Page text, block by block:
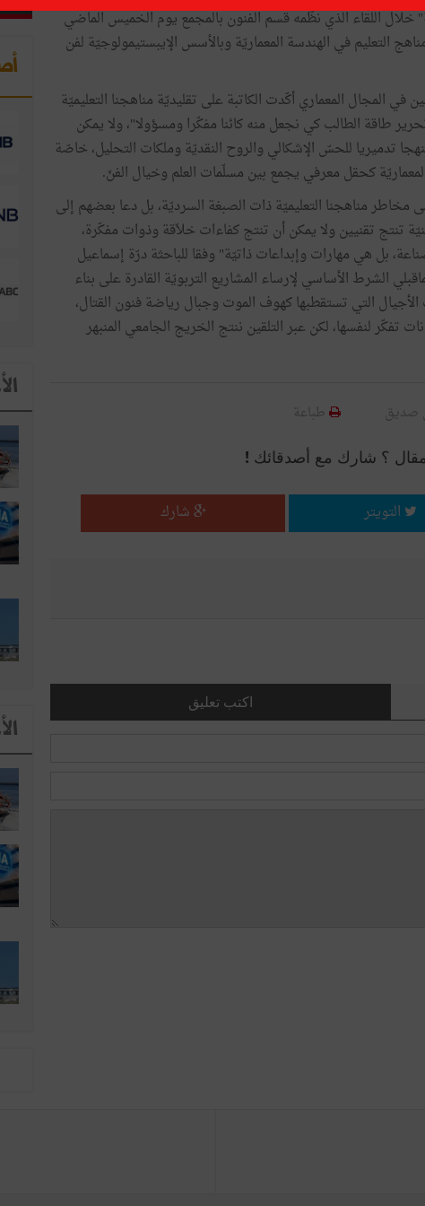
خلال اللقاء الذي نظّمه قسم الفنون بالمجمع يوم الخميس الماضي
التعليم في الهندسة المعماريّة وبالأسس الإيبستيمولوجيّة لفن
المجال المعماري أكّدت الكاتبة على تقليديّة مناهجنا التعليميّة
طاقة الطالب كي نجعل منه كائنا مفكّرا ومسؤولا"، ولا يمكن
تدميريا للحسّ الإشكالي والروح النقديّة وملكات التحليل، خاصّة
كحقل معرفي يجمع بين مسلّمات العلم وخيال الفنّ.
مخاطر مناهجنا التعليميّة ذات الصبغة السرديّة، بل دعا بعضهم إلى
تنتج تقنيين ولا يمكن أن تنتج كفاءات خلاّقة وذوات مفكّرة،
بل هي مهارات وإبداعات ذاتيّة" وفقا للباحثة درّة إسماعيل
الشرط الأساسي لإرساء المشاريع التربويّة القادرة على بناء
التي تستقطبها كهوف الموت وجبال رياضة فنون القتال،
تفكّر لنفسها، لكن عبر التلقين ننتج الخريج الجامعي المنبهر
صديق طباعة
؟ شارك مع أصدقائك !
التويتر شارك
اكتب تعليق